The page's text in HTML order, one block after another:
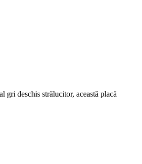
gri deschis strălucitor, această placă